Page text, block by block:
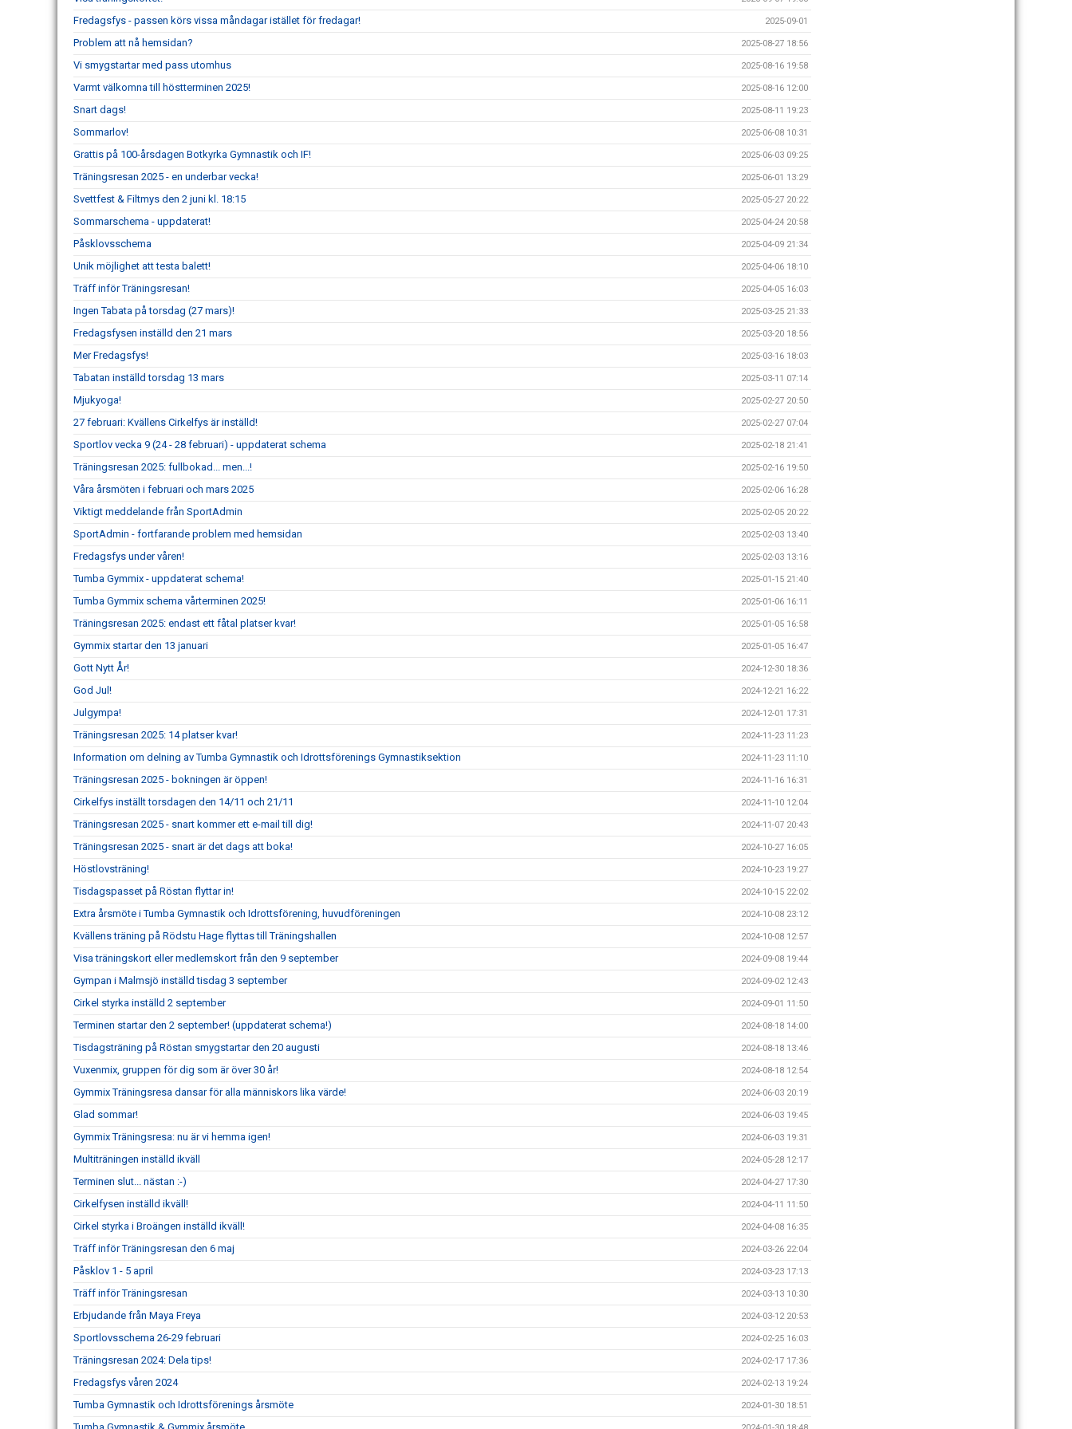
Fredagsfys - passen körs vissa måndagar istället för fredagar! 2025-09-01
Problem att nå hemsidan? 2025-08-27 18:56
Vi smygstartar med pass utomhus 2025-08-16 19:58
Varmt välkomna till höstterminen 2025! 2025-08-16 12:00
Snart dags! 2025-08-11 19:23
Sommarlov! 2025-06-08 10:31
Grattis på 100-årsdagen Botkyrka Gymnastik och IF! 2025-06-03 09:25
Träningsresan 2025 - en underbar vecka! 2025-06-01 13:29
Svettfest & Filtmys den 2 juni kl. 18:15 2025-05-27 20:22
Sommarschema - uppdaterat! 2025-04-24 20:58
Påsklovsschema 2025-04-09 21:34
Unik möjlighet att testa balett! 2025-04-06 18:10
Träff inför Träningsresan! 2025-04-05 16:03
Ingen Tabata på torsdag (27 mars)! 2025-03-25 21:33
Fredagsfysen inställd den 21 mars 2025-03-20 18:56
Mer Fredagsfys! 2025-03-16 18:03
Tabatan inställd torsdag 13 mars 2025-03-11 07:14
Mjukyoga! 2025-02-27 20:50
27 februari: Kvällens Cirkelfys är inställd! 2025-02-27 07:04
Sportlov vecka 9 (24 - 28 februari) - uppdaterat schema 2025-02-18 21:41
Träningsresan 2025: fullbokad... men...! 2025-02-16 19:50
Våra årsmöten i februari och mars 2025 2025-02-06 16:28
Viktigt meddelande från SportAdmin 2025-02-05 20:22
SportAdmin - fortfarande problem med hemsidan 2025-02-03 13:40
Fredagsfys under våren! 2025-02-03 13:16
Tumba Gymmix - uppdaterat schema! 2025-01-15 21:40
Tumba Gymmix schema vårterminen 2025! 2025-01-06 16:11
Träningsresan 2025: endast ett fåtal platser kvar! 2025-01-05 16:58
Gymmix startar den 13 januari 2025-01-05 16:47
Gott Nytt År! 2024-12-30 18:36
God Jul! 2024-12-21 16:22
Julgympa! 2024-12-01 17:31
Träningsresan 2025: 14 platser kvar! 2024-11-23 11:23
Information om delning av Tumba Gymnastik och Idrottsförenings Gymnastiksektion 2024-11-23 11:10
Träningsresan 2025 - bokningen är öppen! 2024-11-16 16:31
Cirkelfys inställt torsdagen den 14/11 och 21/11 2024-11-10 12:04
Träningsresan 2025 - snart kommer ett e-mail till dig! 2024-11-07 20:43
Träningsresan 2025 - snart är det dags att boka! 2024-10-27 16:05
Höstlovsträning! 2024-10-23 19:27
Tisdagspasset på Röstan flyttar in! 2024-10-15 22:02
Extra årsmöte i Tumba Gymnastik och Idrottsförening, huvudföreningen 2024-10-08 23:12
Kvällens träning på Rödstu Hage flyttas till Träningshallen 2024-10-08 12:57
Visa träningskort eller medlemskort från den 9 september 2024-09-08 19:44
Gympan i Malmsjö inställd tisdag 3 september 2024-09-02 12:43
Cirkel styrka inställd 2 september 2024-09-01 11:50
Terminen startar den 2 september! (uppdaterat schema!) 2024-08-18 14:00
Tisdagsträning på Röstan smygstartar den 20 augusti 2024-08-18 13:46
Vuxenmix, gruppen för dig som är över 30 år! 2024-08-18 12:54
Gymmix Träningsresa dansar för alla människors lika värde! 2024-06-03 20:19
Glad sommar! 2024-06-03 19:45
Gymmix Träningsresa: nu är vi hemma igen! 2024-06-03 19:31
Multiträningen inställd ikväll 2024-05-28 12:17
Terminen slut... nästan :-) 2024-04-27 17:30
Cirkelfysen inställd ikväll! 2024-04-11 11:50
Cirkel styrka i Broängen inställd ikväll! 2024-04-08 16:35
Träff inför Träningsresan den 6 maj 2024-03-26 22:04
Påsklov 1 - 5 april 2024-03-23 17:13
Träff inför Träningsresan 2024-03-13 10:30
Erbjudande från Maya Freya 2024-03-12 20:53
Sportlovsschema 26-29 februari 2024-02-25 16:03
Träningsresan 2024: Dela tips! 2024-02-17 17:36
Fredagsfys våren 2024 2024-02-13 19:24
Tumba Gymnastik och Idrottsförenings årsmöte 2024-01-30 18:51